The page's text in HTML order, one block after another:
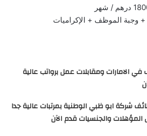
+ وجبة الموظف + الإكراميات
في الامارات ومقابلات عمل برواتب عالية
شركة ابو ظبي الوطنية بمرتبات عالية جدا
المؤهلات والجنسيات قدم الآن